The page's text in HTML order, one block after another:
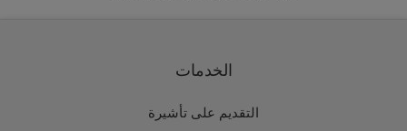
الخدمات
التقديم على تأشيرة